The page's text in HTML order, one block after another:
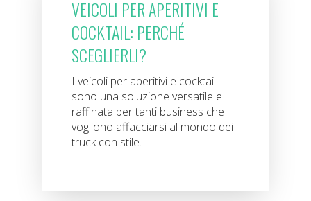
VEICOLI PER APERITIVI E
COCKTAIL: PERCHÉ
SCEGLIERLI?
I veicoli per aperitivi e cocktail
sono una soluzione versatile e
raffinata per tanti business che
vogliono affacciarsi al mondo dei
truck con stile. I...